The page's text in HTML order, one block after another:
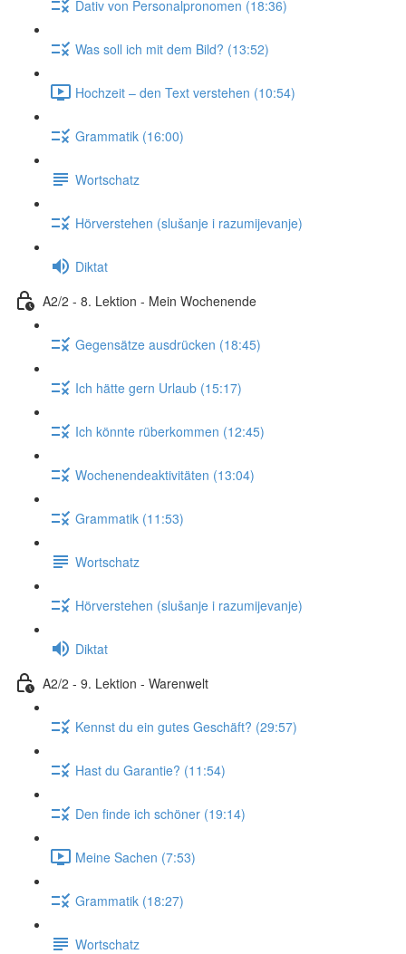
Dativ von Personalpronomen (18:36)
Was soll ich mit dem Bild? (13:52)
Hochzeit – den Text verstehen (10:54)
Grammatik (16:00)
Wortschatz
Hörverstehen (slušanje i razumijevanje)
Diktat
A2/2 - 8. Lektion - Mein Wochenende
Gegensätze ausdrücken (18:45)
Ich hätte gern Urlaub (15:17)
Ich könnte rüberkommen (12:45)
Wochenendeaktivitäten (13:04)
Grammatik (11:53)
Wortschatz
Hörverstehen (slušanje i razumijevanje)
Diktat
A2/2 - 9. Lektion - Warenwelt
Kennst du ein gutes Geschäft? (29:57)
Hast du Garantie? (11:54)
Den finde ich schöner (19:14)
Meine Sachen (7:53)
Grammatik (18:27)
Wortschatz